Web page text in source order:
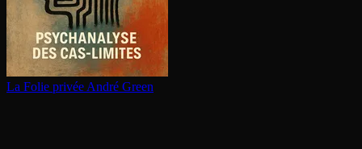
La Folie privée André Green